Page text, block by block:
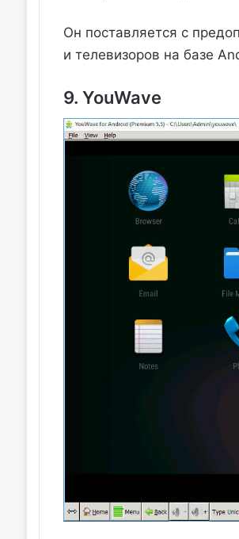
Он поставляется с
и телевизоров на базе
9. YouWave